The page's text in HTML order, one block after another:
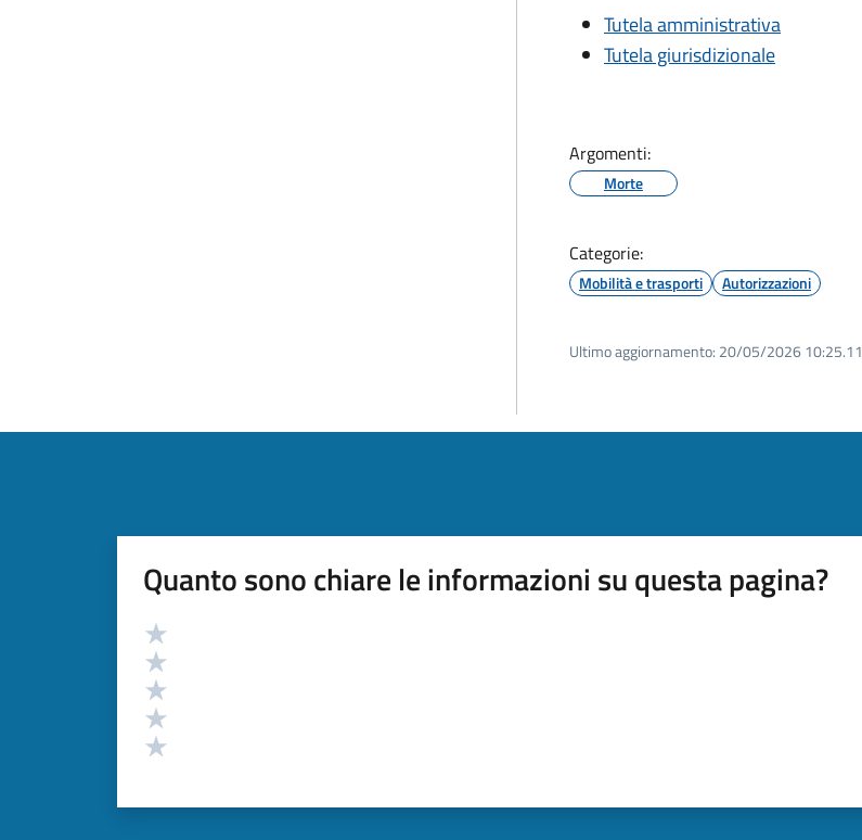
Tutela amministrativa
Tutela giurisdizionale
Argomenti:
Morte
Categorie:
Mobilità e trasporti Autorizzazioni
Ultimo aggiornamento: 20/05/2026 10:25.11
Quanto sono chiare le informazioni su questa pagina?
Valutazione